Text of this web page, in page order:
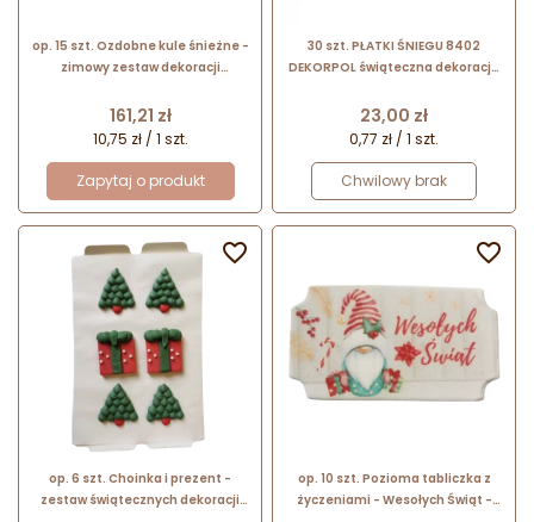
op. 15 szt. Ozdobne kule śnieżne -
zimowy zestaw dekoracji
90 mm - nr. kat. 14086 Modecor
Cena
161,21 zł
10,75 zł / 1 szt.
Zapytaj o produkt
30 szt. PŁATKI ŚNIEGU 8402
DEKORPOL świąteczna dekoracja
- śnieżynki śr. 20-45 mm
Cena
23,00 zł
0,77 zł / 1 szt.
Chwilowy brak
op. 6 szt. Choinka i prezent -
zestaw świątecznych dekoracji

op. 10 szt. Pozioma tabliczka z
życzeniami - Wesołych Świąt -
